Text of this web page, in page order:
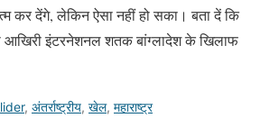
कर देंगे, लेकिन ऐसा नहीं हो सका। बता दें कि
आखिरी इंटरनेशनल शतक बांग्लादेश के खिलाफ
, अंतर्राष्ट्रीय, खेल, महाराष्ट्र